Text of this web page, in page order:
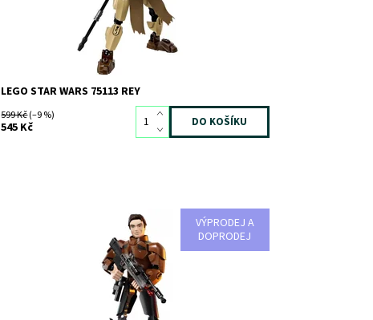
LEGO STAR WARS 75113 REY
599 Kč(–9 %)
545 Kč
VÝPRODEJ A
DOPRODEJ
Bojuj proti padouchům s Hanem Solem!
Skladem1